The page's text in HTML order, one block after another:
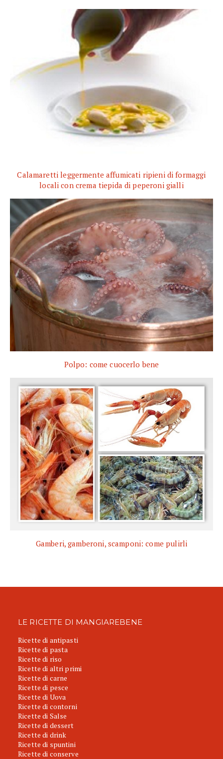
Calamaretti leggermente affumicati ripieni di formaggi
locali con crema tiepida di peperoni gialli
Polpo: come cuocerlo bene
Gamberi, gamberoni, scamponi: come pulirli
LE RICETTE DI MANGIAREBENE
Ricette di antipasti
Ricette di pasta
Ricette di riso
Ricette di altri primi
Ricette di carne
Ricette di pesce
Ricette di Uova
Ricette di contorni
Ricette di Salse
Ricette di dessert
Ricette di drink
Ricette di spuntini
Ricette di conserve